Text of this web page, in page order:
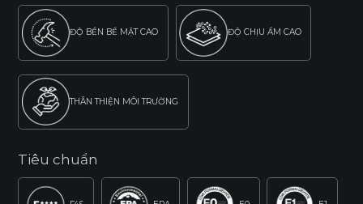
ĐỘ BỀN BỀ MẶT CAO ĐỘ CHỊU ẨM CAO
THÂN THIỆN MÔI TRƯỜNG
Tiêu chuẩn